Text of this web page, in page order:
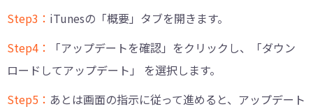
Step3： iTunesの「概要」タブを開きます。
Step4：
「アップデートを確認」をクリックし、「ダウン
ロードしてアップデート」 を選択します。
Step5： あとは画面の指示に従って進めると、アップデート